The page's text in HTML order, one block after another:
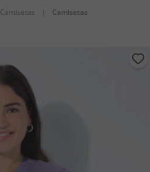
Camisetas | Camisetas